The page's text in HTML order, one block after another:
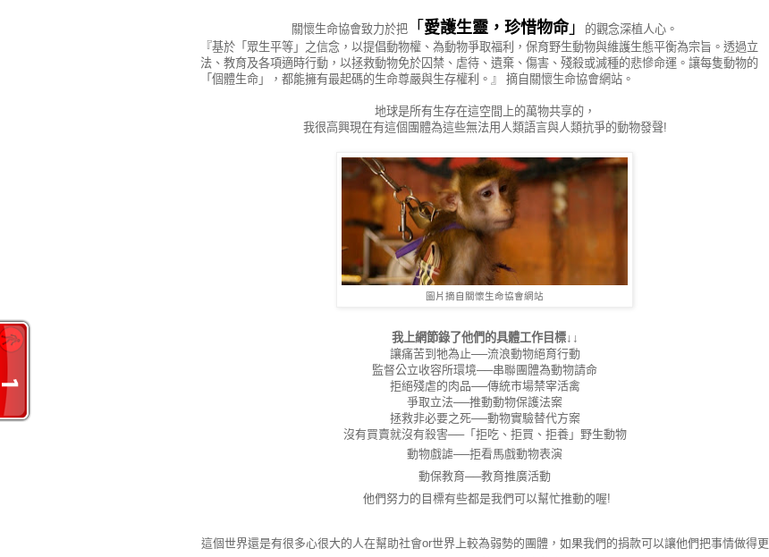
關懷生命協會致力於把 「 愛護生靈，珍惜物命」
的觀念深植人心。
『基於「眾生平等」之信念，以提倡動物權、為動物爭取福利，保育野生動物與維護生態平衡為宗旨。透過立
法、教育及各項適時行動，以拯救動物免於囚禁、虐待、遺棄、傷害、殘殺或滅種的悲慘命運。讓每隻動物的
「個體生命」，都能擁有最起碼的生命尊嚴與生存權利。』 摘自關懷生命協會網站。
地球是所有生存在這空間上的萬物共享的，
我很高興現在有這個團體為這些無法用人類語言與人類抗爭的動物發聲!
圖片摘自關懷生命協會網站
我上網節錄了他們的具體工作目標↓↓
讓痛苦到牠為止──流浪動物絕育行動
監督公立收容所環境──串聯團體為動物請命
拒絕殘虐的肉品──傳統市場禁宰活禽
爭取立法──推動動物保護法案
拯救非必要之死──動物實驗替代方案
沒有買賣就沒有殺害──「拒吃、拒買、拒養」野生動物
動物戲謔──拒看馬戲動物表演
動保教育──教育推廣活動
他們努力的目標有些都是我們可以幫忙推動的喔!
這個世界還是有很多心很大的人在幫助社會or世界上較為弱勢的團體，如果我們的捐款可以讓他們把事情做得更